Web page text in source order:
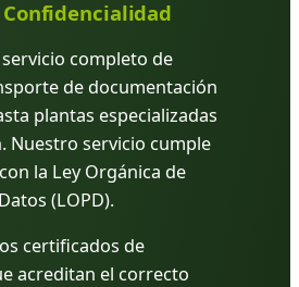
completo de
de documentación
plantas especializadas
Nuestro servicio cumple
la Ley Orgánica de
(LOPD).
certificados de
acreditan el correcto